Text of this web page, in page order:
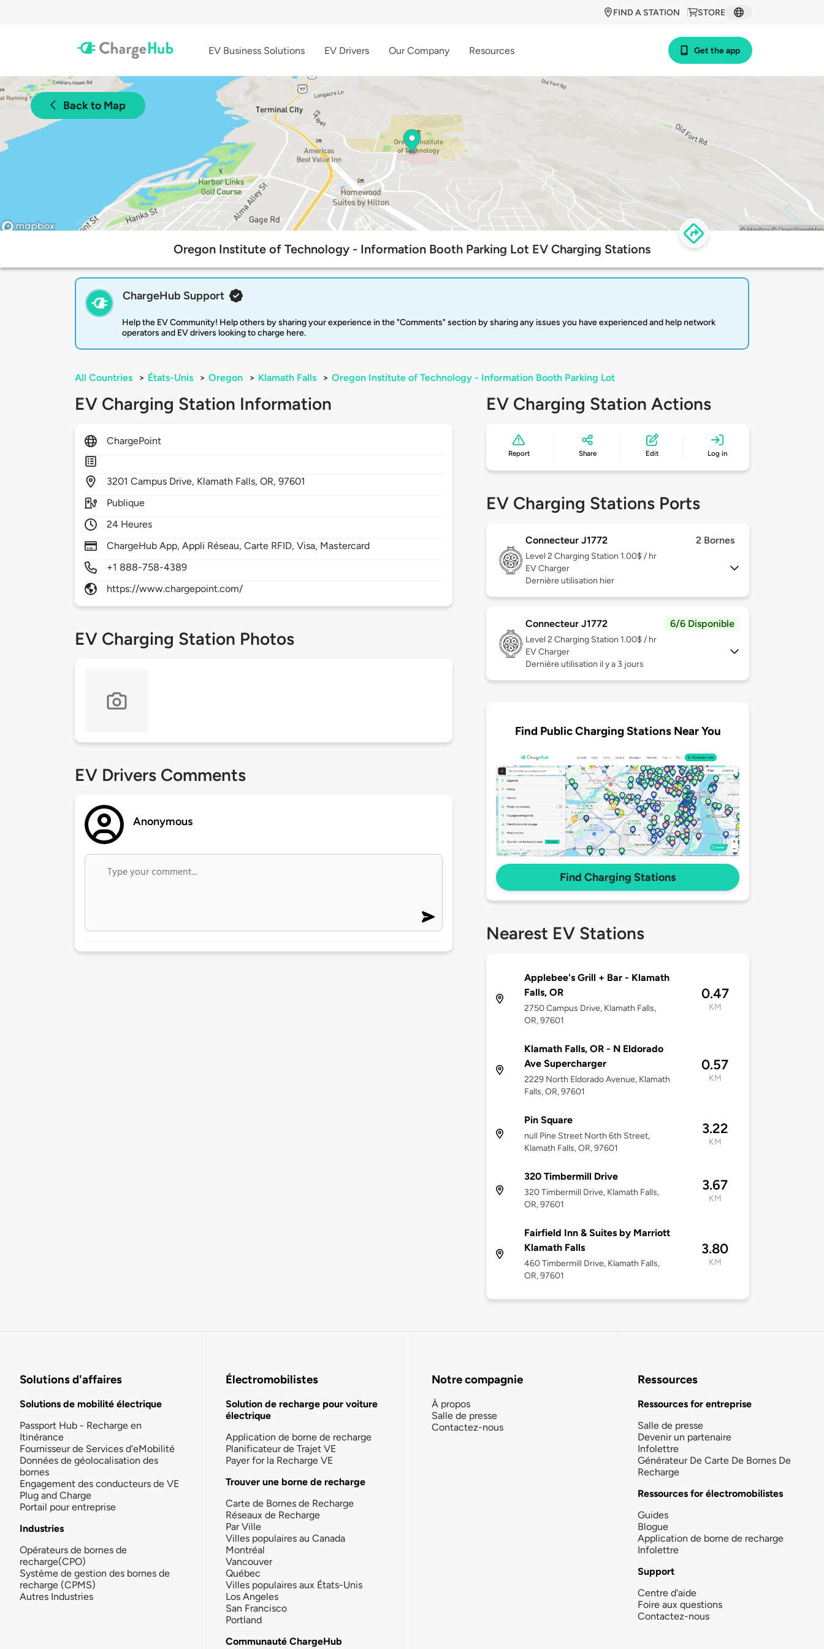
STORE
FIND A STATION
EV Business Solutions EV Drivers Our Company Resources Get the app
Back to Map
Oregon Institute of Technology - Information Booth Parking Lot EV Charging Stations
ChargeHub Support
Help the EV Community! Help others by sharing your experience in the "Comments" section by sharing any issues you have experienced and help network
operators and EV drivers looking to charge here.
All Countries > États-Unis > Oregon > Klamath Falls > Oregon Institute of Technology - Information Booth Parking Lot
EV Charging Station Information
ChargePoint
3201Campus Drive, Klamath Falls,OR,97601
Publique
24 Heures
ChargeHub App, Appli Réseau, Carte RFID, Visa, Mastercard
+1 888-758-4389
https://www.chargepoint.com/
EV Charging Station Photos
EV Drivers Comments
Anonymous
EV Charging Station Actions
Report Share Edit Log in
EV Charging Stations Ports
Connecteur J1772 2 Bornes
Level 2 Charging Station 1.00$ / hr
EV Charger
Dernière utilisation hier
Connecteur J1772 6/6 Disponible
Level 2 Charging Station 1.00$ / hr
EV Charger
Dernière utilisation il y a 3 jours
Find Public Charging Stations Near You
Find Charging Stations
Nearest EV Stations
Applebee's Grill + Bar - Klamath
Falls, OR
2750 Campus Drive, Klamath Falls,
OR, 97601
0.47
KM
Klamath Falls, OR - N Eldorado
Ave Supercharger
2229 North Eldorado Avenue, Klamath
Falls, OR, 97601
0.57
KM
Pin Square
null Pine Street North 6th Street,
Klamath Falls, OR, 97601
3.22
KM
320 Timbermill Drive
320 Timbermill Drive, Klamath Falls,
OR, 97601
3.67
KM
Fairfield Inn & Suites by Marriott
Klamath Falls
460 Timbermill Drive, Klamath Falls,
OR, 97601
3.80
KM
Solutions d'affaires
Solutions de mobilité électrique
Passport Hub - Recharge en
Itinérance
Fournisseur de Services d'eMobilité
Données de géolocalisation des
bornes
Engagement des conducteurs de VE
Plug and Charge
Portail pour entreprise
Industries
Opérateurs de bornes de
recharge(CPO)
Système de gestion des bornes de
recharge (CPMS)
Autres Industries
Électromobilistes
Solution de recharge pour voiture
électrique
Application de borne de recharge
Planificateur de Trajet VE
Payer for la Recharge VE
Trouver une borne de recharge
Carte de Bornes de Recharge
Réseaux de Recharge
Par Ville
Villes populaires au Canada
Montréal
Vancouver
Québec
Villes populaires aux États-Unis
Los Angeles
San Francisco
Portland
Communauté ChargeHub
Notre compagnie
À propos
Salle de presse
Contactez-nous
Ressources
Ressources for entreprise
Salle de presse
Devenir un partenaire
Infolettre
Générateur De Carte De Bornes De
Recharge
Ressources for électromobilistes
Guides
Blogue
Application de borne de recharge
Infolettre
Support
Centre d'aide
Foire aux questions
Contactez-nous